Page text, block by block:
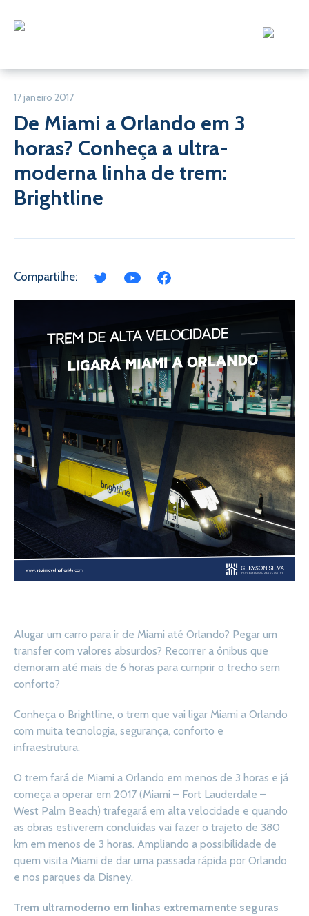
17 janeiro 2017
De Miami a Orlando em 3
horas? Conheça a ultra-
moderna linha de trem:
Brightline
Compartilhe:
Alugar um carro para ir de Miami até Orlando? Pegar um
transfer com valores absurdos? Recorrer a ônibus que
demoram até mais de 6 horas para cumprir o trecho sem
conforto?
Conheça o Brightline, o trem que vai ligar Miami a Orlando
com muita tecnologia, segurança, conforto e
infraestrutura.
O trem fará de Miami a Orlando em menos de 3 horas e já
começa a operar em 2017 (Miami – Fort Lauderdale –
West Palm Beach) trafegará em alta velocidade e quando
as obras estiverem concluídas vai fazer o trajeto de 380
km em menos de 3 horas. Ampliando a possibilidade de
quem visita Miami de dar uma passada rápida por Orlando
e nos parques da Disney.
Trem ultramoderno em linhas extremamente seguras